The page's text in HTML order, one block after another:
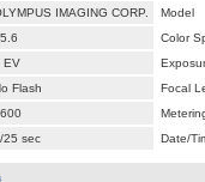
IMAGING CORP. Model
Color
EV
Flash Focal
25 sec Date/